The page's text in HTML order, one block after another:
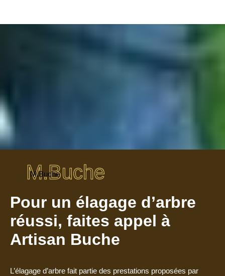
M.Buche
M.Buche
Pour un élagage d’arbre
réussi, faites appel à
Artisan Buche
L’élagage d’arbre fait partie des prestations proposées par